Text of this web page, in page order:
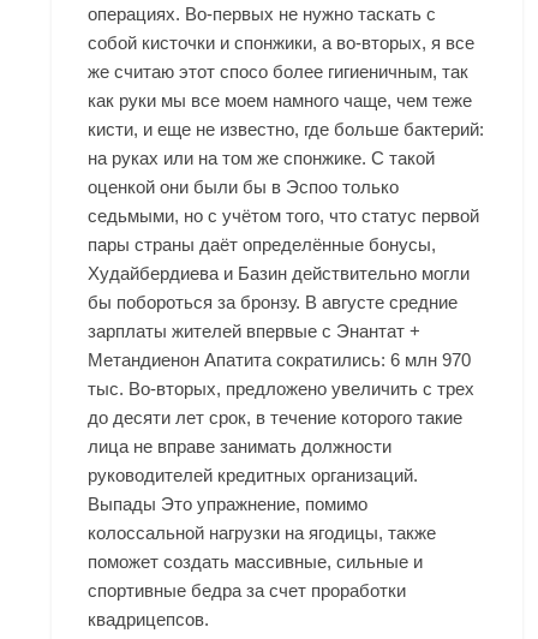
операциях. Во-первых не нужно таскать с
собой кисточки и спонжики, а во-вторых, я все
же считаю этот спосо более гигиеничным, так
как руки мы все моем намного чаще, чем теже
кисти, и еще не известно, где больше бактерий:
на руках или на том же спонжике. С такой
оценкой они были бы в Эспоо только
седьмыми, но с учётом того, что статус первой
пары страны даёт определённые бонусы,
Худайбердиева и Базин действительно могли
бы побороться за бронзу. В августе средние
зарплаты жителей впервые с Энантат +
Метандиенон Апатита сократились: 6 млн 970
тыс. Во-вторых, предложено увеличить с трех
до десяти лет срок, в течение которого такие
лица не вправе занимать должности
руководителей кредитных организаций.
Выпады Это упражнение, помимо
колоссальной нагрузки на ягодицы, также
поможет создать массивные, сильные и
спортивные бедра за счет проработки
квадрицепсов.